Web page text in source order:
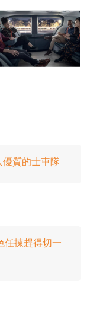
優質的士車隊
任揀趕得切一